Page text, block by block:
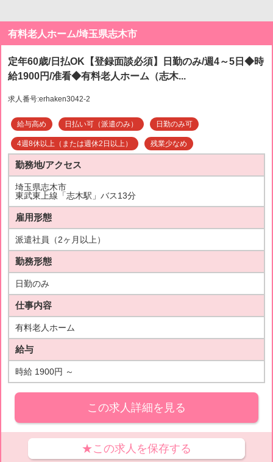
有料老人ホーム/埼玉県志木市
定年60歳/日払OK【登録面談必須】日勤のみ/週4～5日◆時
給1900円/准看◆有料老人ホーム（志木...
求人番号:erhaken3042-2
給与高め 日払い可（派遣のみ） 日勤のみ可
4週8休以上（または週休2日以上） 残業少なめ
勤務地/アクセス
埼玉県志木市
東武東上線「志木駅」バス13分
雇用形態
派遣社員（2ヶ月以上）
勤務形態
日勤のみ
仕事内容
有料老人ホーム
給与
時給 1900円 ～
この求人詳細を見る
★この求人を保存する